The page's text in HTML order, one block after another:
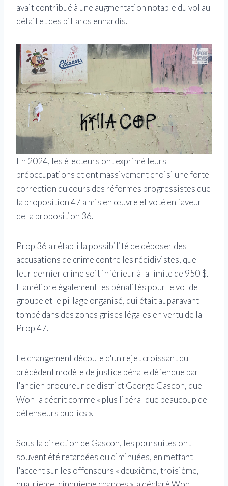
avait contribué à une augmentation notable du vol au
détail et des pillards enhardis.
En 2024, les électeurs ont exprimé leurs
préoccupations et ont massivement choisi une forte
correction du cours des réformes progressistes que
la proposition 47 a mis en œuvre et voté en faveur
de la proposition 36.
Prop 36 a rétabli la possibilité de déposer des
accusations de crime contre les récidivistes, que
leur dernier crime soit inférieur à la limite de 950 $.
Il améliore également les pénalités pour le vol de
groupe et le pillage organisé, qui était auparavant
tombé dans des zones grises légales en vertu de la
Prop 47.
Le changement découle d'un rejet croissant du
précédent modèle de justice pénale défendue par
l'ancien procureur de district George Gascon, que
Wohl a décrit comme « plus libéral que beaucoup de
défenseurs publics ».
Sous la direction de Gascon, les poursuites ont
souvent été retardées ou diminuées, en mettant
l'accent sur les offenseurs « deuxième, troisième,